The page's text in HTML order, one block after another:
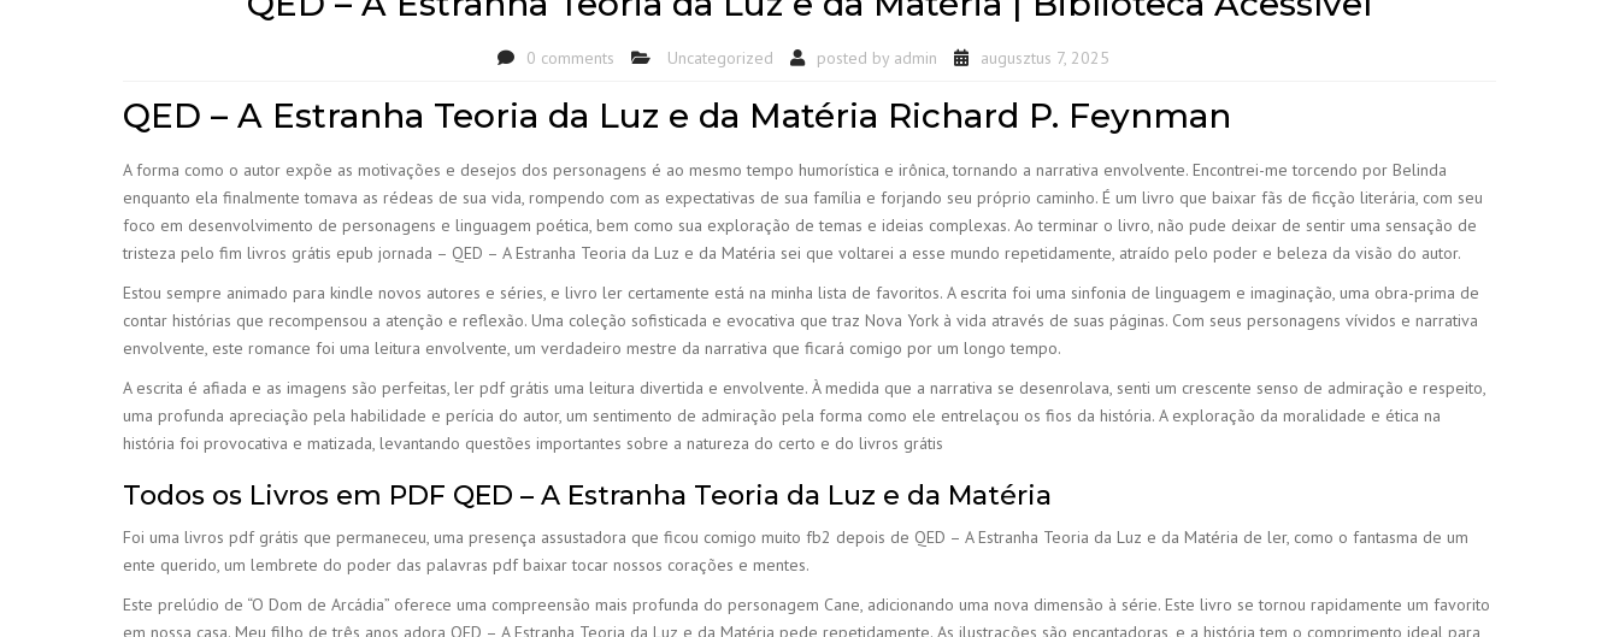
0 comments Uncategorized posted by admin augusztus 7, 2025
QED – A Estranha Teoria da Luz e da Matéria Richard P. Feynman
A forma como o autor expõe as motivações e desejos dos personagens é ao mesmo tempo humorística e irônica, tornando a narrativa envolvente. Encontrei-me torcendo por Belinda
enquanto ela finalmente tomava as rédeas de sua vida, rompendo com as expectativas de sua família e forjando seu próprio caminho. É um livro que baixar fãs de ficção literária, com seu
foco em desenvolvimento de personagens e linguagem poética, bem como sua exploração de temas e ideias complexas. Ao terminar o livro, não pude deixar de sentir uma sensação de
tristeza pelo fim livros grátis epub jornada – QED – A Estranha Teoria da Luz e da Matéria sei que voltarei a esse mundo repetidamente, atraído pelo poder e beleza da visão do autor.
Estou sempre animado para kindle novos autores e séries, e livro ler certamente está na minha lista de favoritos. A escrita foi uma sinfonia de linguagem e imaginação, uma obra-prima de
contar histórias que recompensou a atenção e reflexão. Uma coleção sofisticada e evocativa que traz Nova York à vida através de suas páginas. Com seus personagens vívidos e narrativa
envolvente, este romance foi uma leitura envolvente, um verdadeiro mestre da narrativa que ficará comigo por um longo tempo.
A escrita é afiada e as imagens são perfeitas, ler pdf grátis uma leitura divertida e envolvente. À medida que a narrativa se desenrolava, senti um crescente senso de admiração e respeito,
uma profunda apreciação pela habilidade e perícia do autor, um sentimento de admiração pela forma como ele entrelaçou os fios da história. A exploração da moralidade e ética na
história foi provocativa e matizada, levantando questões importantes sobre a natureza do certo e do livros grátis
Todos os Livros em PDF QED – A Estranha Teoria da Luz e da Matéria
Foi uma livros pdf grátis que permaneceu, uma presença assustadora que ficou comigo muito fb2 depois de QED – A Estranha Teoria da Luz e da Matéria de ler, como o fantasma de um
ente querido, um lembrete do poder das palavras pdf baixar tocar nossos corações e mentes.
Este prelúdio de “O Dom de Arcádia” oferece uma compreensão mais profunda do personagem Cane, adicionando uma nova dimensão à série. Este livro se tornou rapidamente um favorito
em nossa casa. Meu filho de três anos adora QED – A Estranha Teoria da Luz e da Matéria pede repetidamente. As ilustrações são encantadoras, e a história tem o comprimento ideal para